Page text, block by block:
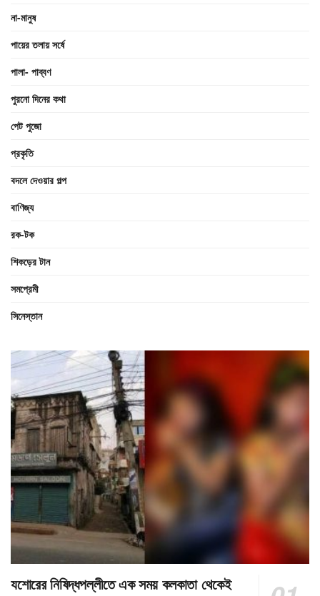
না-মানুষ
পায়ের তলায় সর্ষে
পালা- পাব্বণ
পুরনো দিনের কথা
পেট পুজো
প্রকৃতি
বদলে দেওয়ার গল্প
বাণিজ্য
রক-টক
শিকড়ের টান
সমপ্রেমী
সিনেস্তান
যশোরের নিষিদ্ধপল্লীতে এক সময় কলকাতা থেকেই